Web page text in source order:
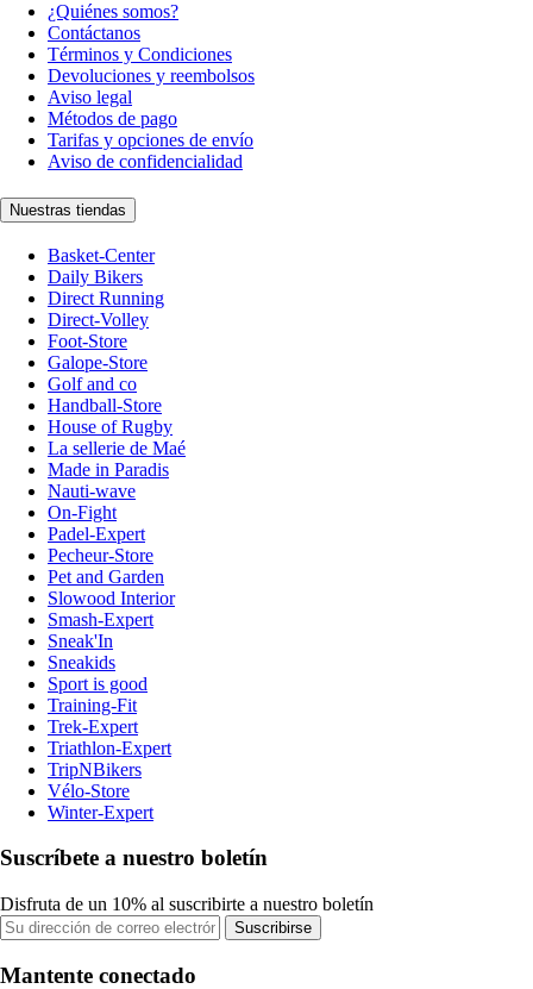
¿Quiénes somos?
Contáctanos
Términos y Condiciones
Devoluciones y reembolsos
Aviso legal
Métodos de pago
Tarifas y opciones de envío
Aviso de confidencialidad
Nuestras tiendas
Basket-Center
Daily Bikers
Direct Running
Direct-Volley
Foot-Store
Galope-Store
Golf and co
Handball-Store
House of Rugby
La sellerie de Maé
Made in Paradis
Nauti-wave
On-Fight
Padel-Expert
Pecheur-Store
Pet and Garden
Slowood Interior
Smash-Expert
Sneak'In
Sneakids
Sport is good
Training-Fit
Trek-Expert
Triathlon-Expert
TripNBikers
Vélo-Store
Winter-Expert
Suscríbete a nuestro boletín
Disfruta de un 10% al suscribirte a nuestro boletín
Suscribirse
Mantente conectado